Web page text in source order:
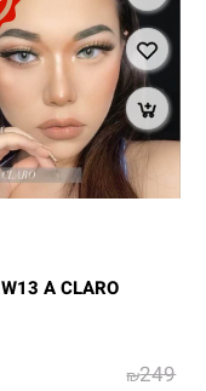
W13 A CLARO
₪249